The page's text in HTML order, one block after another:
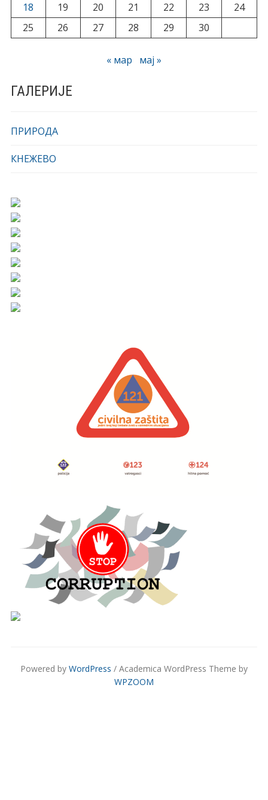
18
19 20 21 22 23
24
25
26 27 28 29 30
« мар мај »
ГАЛЕРИЈЕ
ПРИРОДА
КНЕЖЕВО
Powered by WordPress / Academica WordPress Theme by
WPZOOM